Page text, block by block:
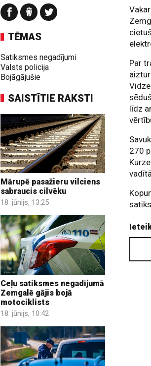
TĒMAS
Satiksmes negadījumi
Valsts policija
Bojāgājušie
SAISTĪTIE RAKSTI
Mārupē pasažieru vilciens
sabraucis cilvēku
18. jūnijs, 13:25
Ceļu satiksmes negadījumā
Zemgalē gājis bojā
motociklists
18. jūnijs, 10:42
Par
līdz
270